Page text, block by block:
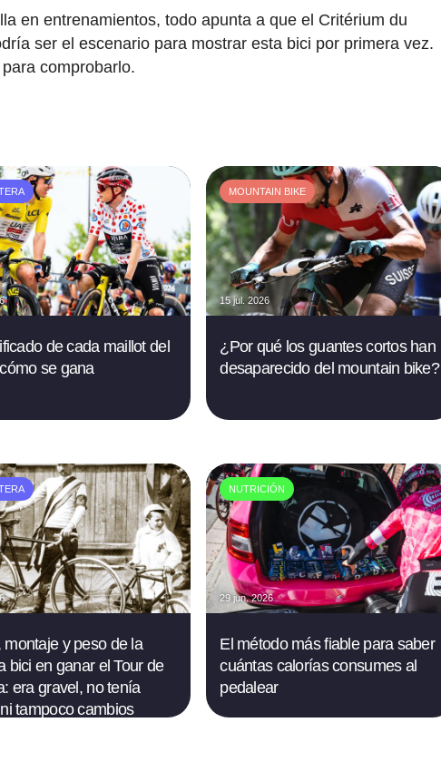
en entrenamientos, todo apunta a que el Critérium du
ser el escenario para mostrar esta bici por primera vez.
comprobarlo.
de cada maillot del
se gana
MOUNTAIN BIKE
15 jul. 2026
¿Por qué los guantes cortos han
desaparecido del mountain bike?
montaje y peso de la
bici en ganar el Tour de
era gravel, no tenía
tampoco cambios
NUTRICIÓN
29 jun. 2026
El método más fiable para saber
cuántas calorías consumes al
pedalear